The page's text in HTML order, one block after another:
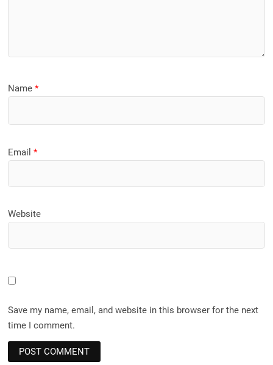
Name*
Email*
Website
Save my name, email, and website in this browser for the next
time I comment.